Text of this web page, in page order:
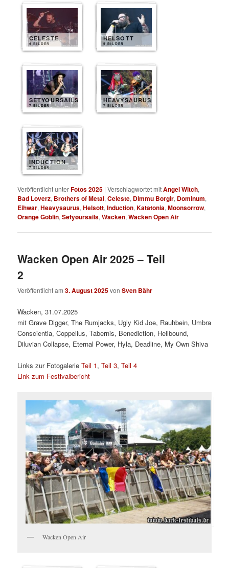
CELESTE
9 BILDER
HELSOTT
9 BILDER
SETYOURSAILS
7 BILDER
HEAVYSAURUS
7 BILDER
INDUCTION
7 BILDER
Veröffentlicht unterFotos 2025 |Verschlagwortet mitAngel Witch,
Bad Loverz, Brothers of Metal,Celeste, Dimmu Borgir, Dominum,
Eihwar,Heavysaurus,Helsott,Induction,Katatonia,Moonsorrow,
Orange Goblin,Setyøursails,Wacken,Wacken Open Air
Wacken Open Air 2025 – Teil
2
Veröffentlicht am3. August 2025vonSven Bähr
Wacken, 31.07.2025
mit Grave Digger, The Rumjacks, Ugly Kid Joe, Rauhbein, Umbra
Conscientia, Coppelius, Tabernis, Benediction, Hellbound,
Diluvian Collapse, Eternal Power, Hyla, Deadline, My Own Shiva
Links zur FotogalerieTeil 1,Teil 3,Teil 4
Link zum Festivalbericht
Wacken Open Air